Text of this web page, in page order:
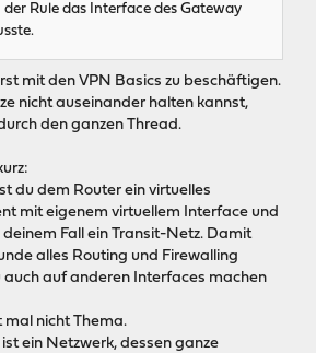
Rule das Interface des Gateway
mit den VPN Basics zu beschäftigen.
nicht auseinander halten kannst,
den ganzen Thread.
du dem Router ein virtuelles
mit eigenem virtuellem Interface und
deinem Fall ein Transit-Netz. Damit
alles Routing und Firewalling
auch auf anderen Interfaces machen
mal nicht Thema.
ein Netzwerk, dessen ganze